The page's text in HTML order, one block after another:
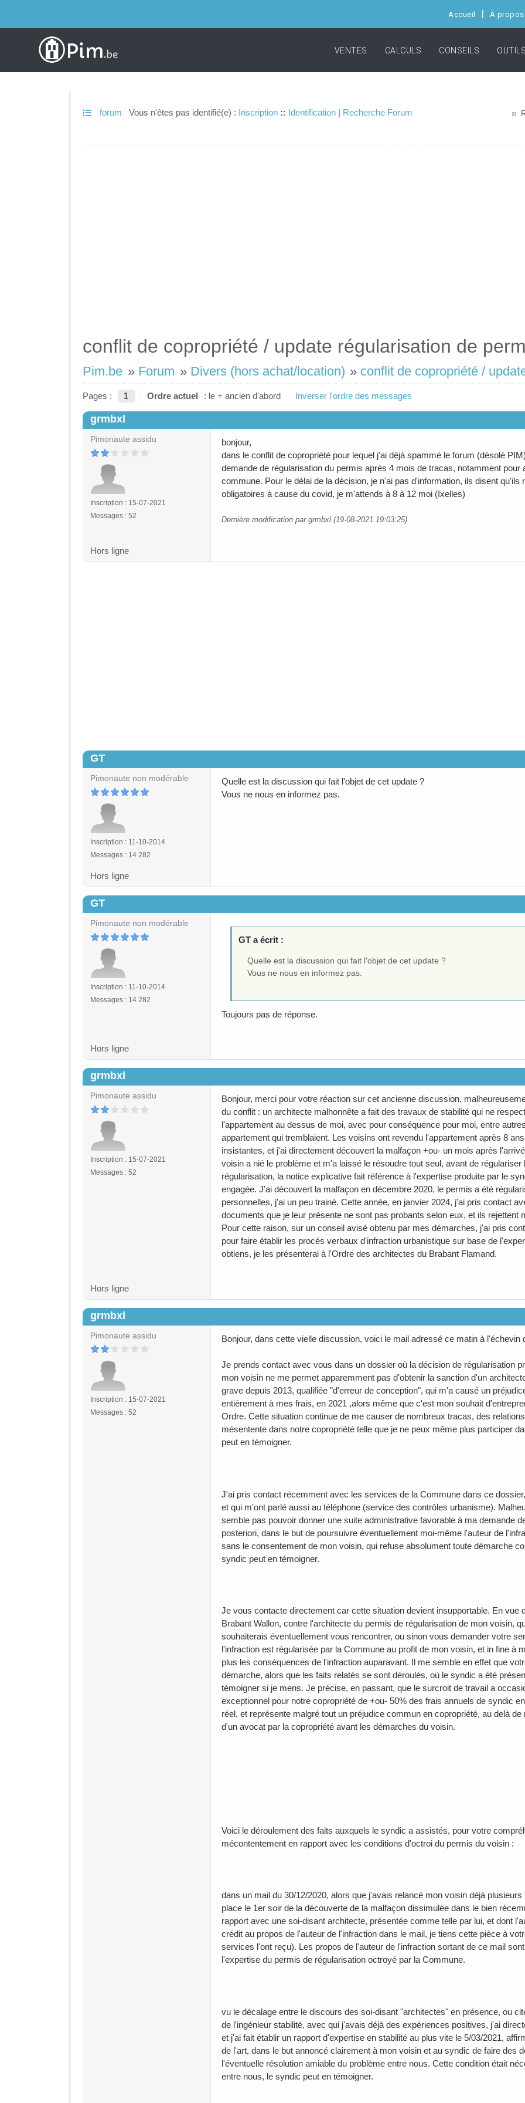
Accueil À propos
VENTES CALCULS CONSEILS OUTILS
forum Vous n'êtes pas identifié(e) : Inscription :: Identification | Recherche Forum
conflit de copropriété / update régularisation de
Pim.be » Forum » Divers (hors achat/location) » conflit de copropriété /
Pages : 1 Ordre actuel : le + ancien d'abord Inverser l'ordre des messages
grmbxl
Pimonaute assidu
Inscription : 15-07-2021
Messages : 52
bonjour,
dans le conflit de copropriété pour lequel j'ai déjà spammé le forum (désolé
demande de régularisation du permis après 4 mois de tracas, notamment
commune. Pour le délai de la décision, je n'ai pas d'information, ils disent
obligatoires à cause du covid, je m'attends à 8 à 12 moi (Ixelles)
Dernière modification par grmbxl (19-08-2021 19:03:25)
Hors ligne
GT
Pimonaute non modérable
Inscription : 11-10-2014
Messages : 14 282
Quelle est la discussion qui fait l'objet de cet update ?
Vous ne nous en informez pas.
Hors ligne
GT
Pimonaute non modérable
Inscription : 11-10-2014
Messages : 14 282
GT a écrit :
Quelle est la discussion qui fait l'objet de cet update ?
Vous ne nous en informez pas.
Toujours pas de réponse.
Hors ligne
grmbxl
Pimonaute assidu
Inscription : 15-07-2021
Messages : 52
Bonjour, merci pour votre réaction sur cet ancienne discussion,
du conflit : un architecte malhonnête a fait des travaux de stabilité qui ne
l'appartement au dessus de moi, avec pour conséquence pour moi, entre
appartement qui tremblaient. Les voisins ont revendu l'appartement après 8
insistantes, et j'ai directement découvert la malfaçon +ou- un mois après
voisin a nié le problème et m'a laissé le résoudre tout seul, avant de
régularisation, la notice explicative fait référence à l'expertise produite par le
engagée. J'ai découvert la malfaçon en décembre 2020, le permis a été
personnelles, j'ai un peu trainé. Cette année, en janvier 2024, j'ai pris contact
documents que je leur présente ne sont pas probants selon eux, et ils rejettent
Pour cette raison, sur un conseil avisé obtenu par mes démarches, j'ai pris
pour faire établir les procés verbaux d'infraction urbanistique sur base de
obtiens, je les présenterai à l'Ordre des architectes du Brabant Flamand.
Hors ligne
grmbxl
Pimonaute assidu
Inscription : 15-07-2021
Messages : 52
Bonjour, dans cette vielle discussion, voici le mail adressé ce matin à l'échevin
Je prends contact avec vous dans un dossier où la décision de régularisation
mon voisin ne me permet apparemment pas d'obtenir la sanction d'un
grave depuis 2013, qualifiée "d'erreur de conception", qui m'a causé un
entièrement à mes frais, en 2021 ,alors même que c'est mon souhait
Ordre. Cette situation continue de me causer de nombreux tracas, des
mésentente dans notre copropriété telle que je ne peux même plus participer
peut en témoigner.
J'ai pris contact récemment avec les services de la Commune dans ce
et qui m'ont parlé aussi au téléphone (service des contrôles urbanisme).
semble pas pouvoir donner une suite administrative favorable à ma demande
posteriori, dans le but de poursuivre éventuellement moi-même l'auteur de
sans le consentement de mon voisin, qui refuse absolument toute démarche
syndic peut en témoigner.
Je vous contacte directement car cette situation devient insupportable. En vue
Brabant Wallon, contre l'architecte du permis de régularisation de mon voisin,
souhaiterais éventuellement vous rencontrer, ou sinon vous demander votre
l'infraction est régularisée par la Commune au profit de mon voisin, et in fine à
plus les conséquences de l'infraction auparavant. Il me semble en effet que
démarche, alors que les faits relatés se sont déroulés, où le syndic a été
témoigner si je mens. Je précise, en passant, que le surcroit de travail a
exceptionnel pour notre copropriété de +ou- 50% des frais annuels de syndic
réel, et représente malgré tout un préjudice commun en copropriété, au delà
d'un avocat par la copropriété avant les démarches du voisin.
Voici le déroulement des faits auxquels le syndic a assistés, pour votre
mécontentement en rapport avec les conditions d'octroi du permis du voisin :
dans un mail du 30/12/2020, alors que j'avais relancé mon voisin déjà
place le 1er soir de la découverte de la malfaçon dissimulée dans le bien
rapport avec une soi-disant architecte, présentée comme telle par lui, et dont
crédit au propos de l'auteur de l'infraction dans le mail, je tiens cette pièce à
services l'ont reçu). Les propos de l'auteur de l'infraction sortant de ce mail
l'expertise du permis de régularisation octroyé par la Commune.
vu le décalage entre le discours des soi-disant "architectes" en présence, ou
de l'ingénieur stabilité, avec qui j'avais déjà des expériences positives, j'ai
et j'ai fait établir un rapport d'expertise en stabilité au plus vite le 5/03/2021,
de l'art, dans le but annoncé clairement à mon voisin et au syndic de faire des
l'éventuelle résolution amiable du problème entre nous. Cette condition était
entre nous, le syndic peut en témoigner.